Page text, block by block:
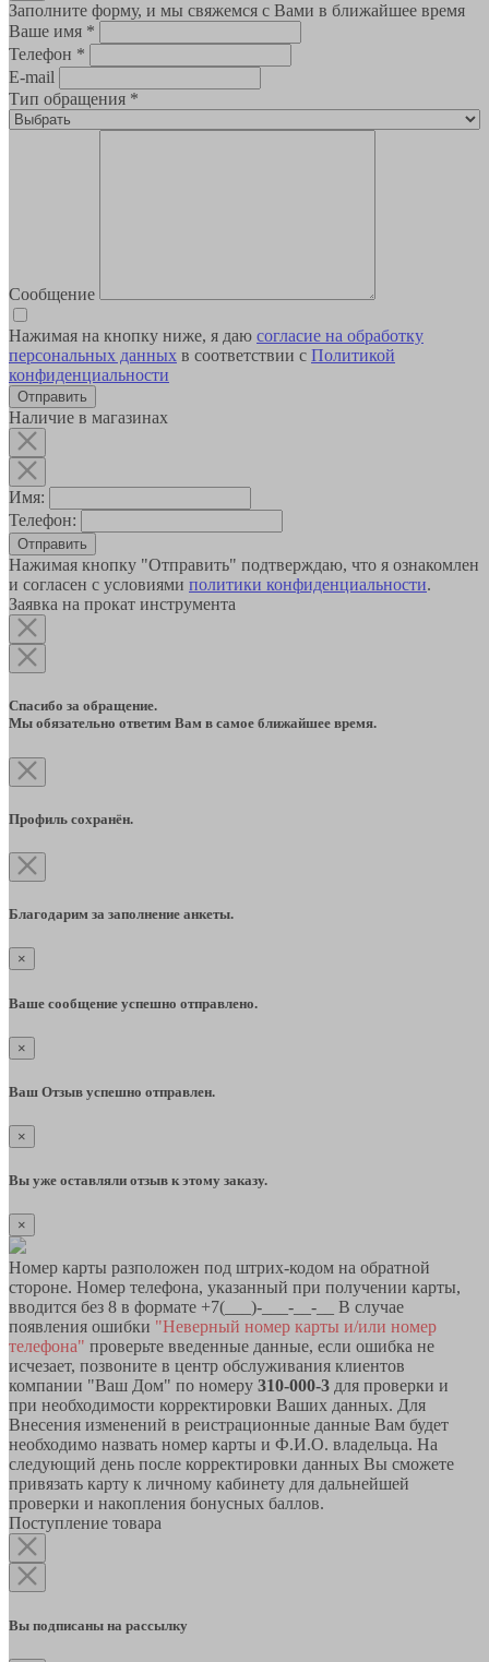
Заполните форму, и мы свяжемся с Вами в ближайшее время
Ваше имя *
Телефон *
E-mail
Тип обращения *
Сообщение
Нажимая на кнопку ниже, я даю согласие на обработку
персональных данных в соответствии с Политикой
конфиденциальности
Наличие в магазинах
Имя:
Телефон:
Отправить
Нажимая кнопку "Отправить" подтверждаю, что я ознакомлен
и согласен с условиями политики конфиденциальности.
Заявка на прокат инструмента
Спасибо за обращение.
Мы обязательно ответим Вам в самое ближайшее время.
Профиль сохранён.
Благодарим за заполнение анкеты.
×
Ваше сообщение успешно отправлено.
×
Ваш Отзыв успешно отправлен.
×
Вы уже оставляли отзыв к этому заказу.
×
Номер карты разположен под штрих-кодом на обратной
стороне. Номер телефона, указанный при получении карты,
вводится без 8 в формате +7(___)-___-__-__ В случае
появления ошибки "Неверный номер карты и/или номер
телефона" проверьте введенные данные, если ошибка не
исчезает, позвоните в центр обслуживания клиентов
компании "Ваш Дом" по номеру 310-000-3 для проверки и
при необходимости корректировки Ваших данных. Для
Внесения изменений в реистрационные данные Вам будет
необходимо назвать номер карты и Ф.И.О. владельца. На
следующий день после корректировки данных Вы сможете
привязать карту к личному кабинету для дальнейшей
проверки и накопления бонусных баллов.
Поступление товара
Вы подписаны на рассылку